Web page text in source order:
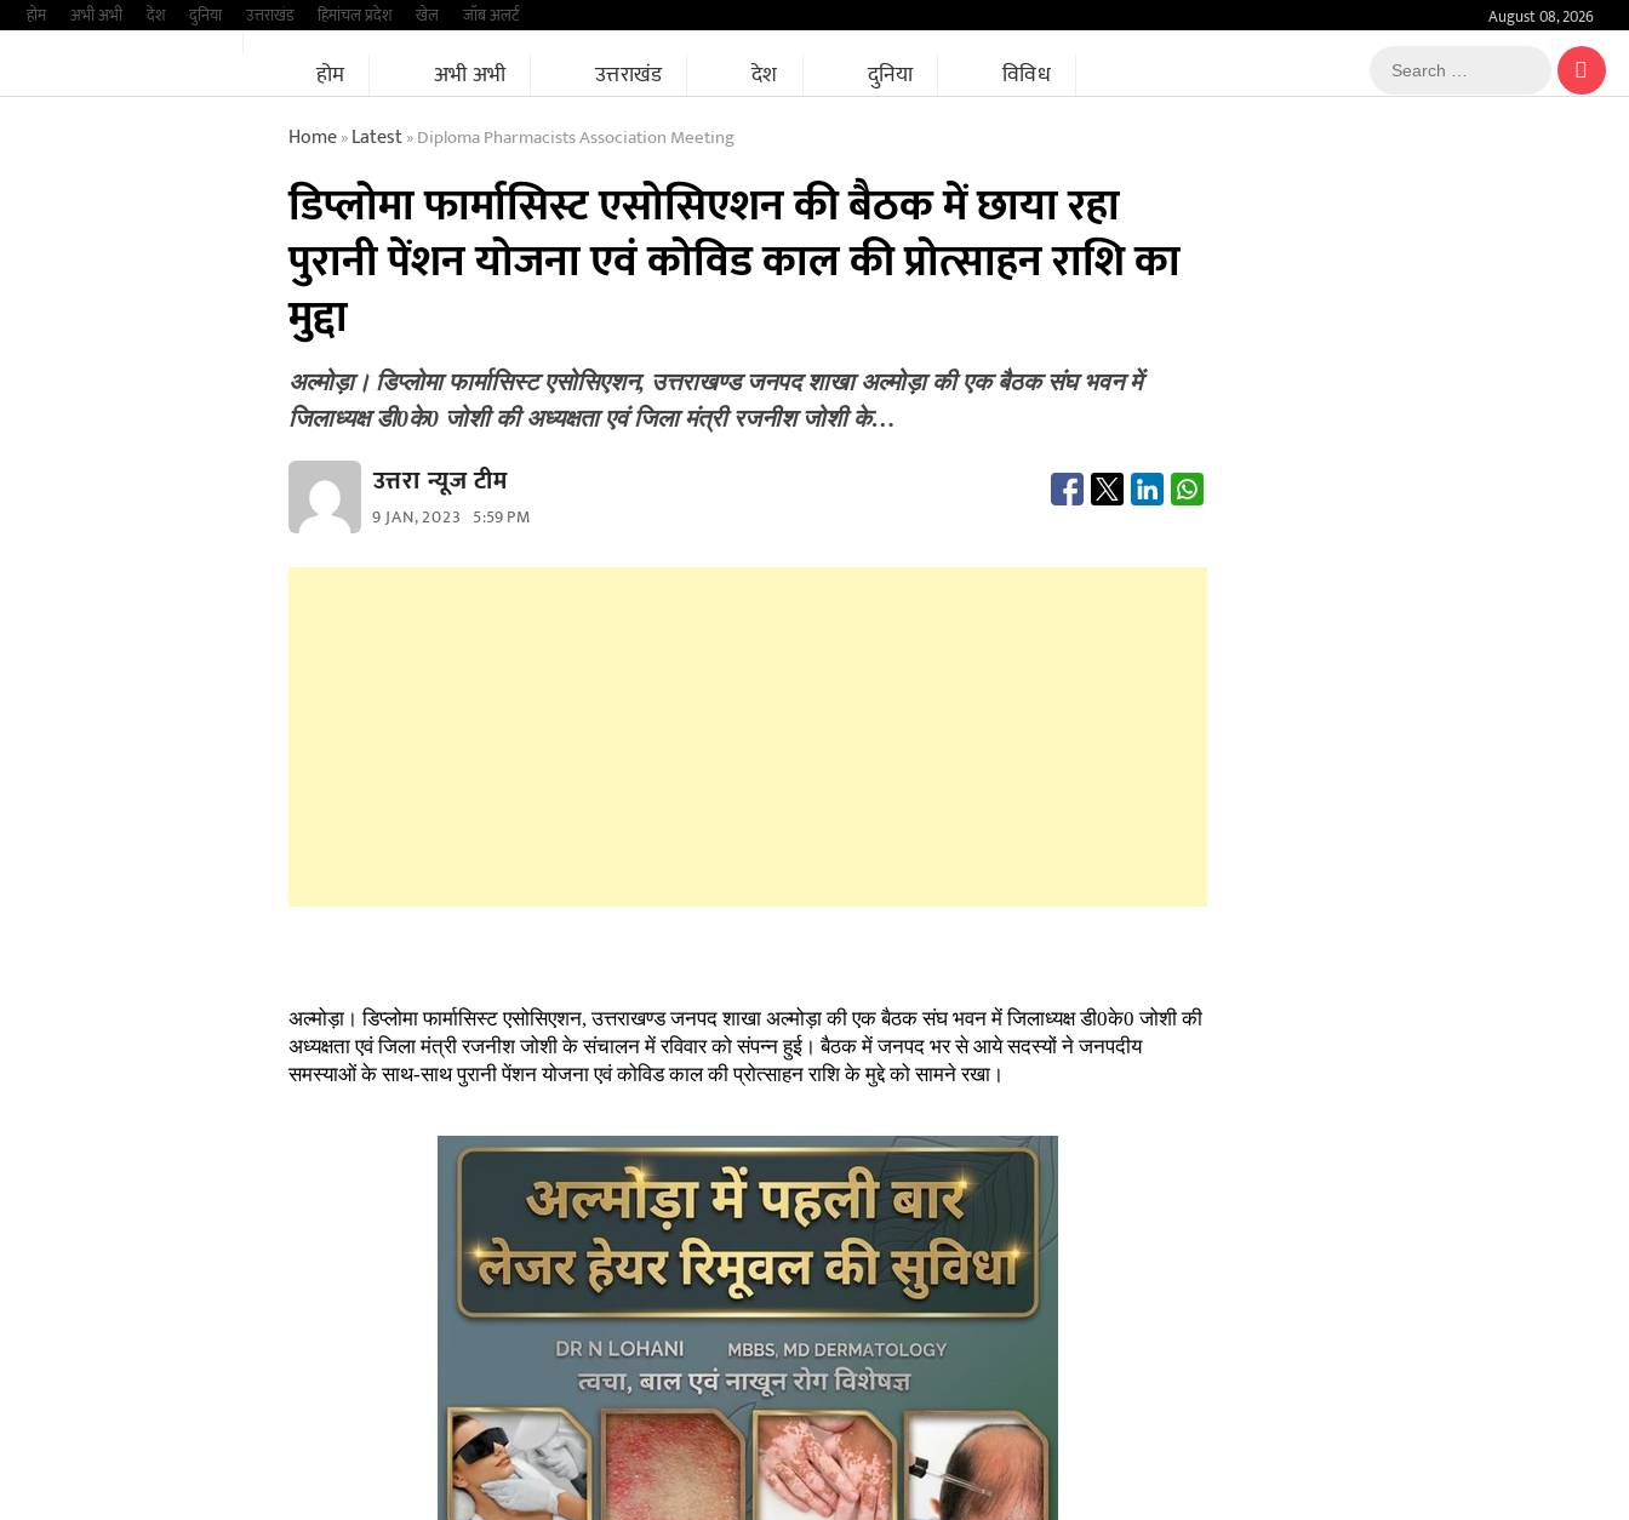
Skipहोम अभी अभी देश दुनिया उत्तराखंड हिमांचल प्रदेश खेल जॉब अलर्ट August 08, 2026
होम अभी अभी उत्तराखंड देश दुनिया विविध
Search
…
Home»Latest»Diploma Pharmacists Association Meeting
डिप्लोमा फार्मासिस्ट एसोसिएशन की बैठक में छाया रहा
पुरानी पेंशन योजना एवं कोविड काल की प्रोत्साहन राशि का
मुद्दा
अल्मोड़ा। डिप्लोमा फार्मासिस्ट एसोसिएशन, उत्तराखण्ड जनपद शाखा अल्मोड़ा की एक बैठक संघ भवन में
जिलाध्यक्ष डी0के0 जोशी की अध्यक्षता एवं जिला मंत्री रजनीश जोशी के…
उत्तरा न्यूज टीम
9 JAN, 2023 5:59 PM
अल्मोड़ा। डिप्लोमा फार्मासिस्ट एसोसिएशन, उत्तराखण्ड जनपद शाखा अल्मोड़ा की एक बैठक संघ भवन में जिलाध्यक्ष डी0के0 जोशी की
अध्यक्षता एवं जिला मंत्री रजनीश जोशी के संचालन में रविवार को संपन्न हुई। बैठक में जनपद भर से आये सदस्यों ने जनपदीय
समस्याओं के साथ-साथ पुरानी पेंशन योजना एवं कोविड काल की प्रोत्साहन राशि के मुद्दे को सामने रखा।